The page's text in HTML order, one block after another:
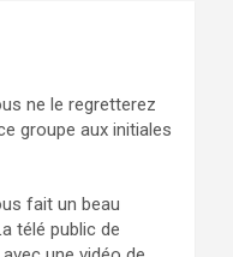
ne le regretterez
groupe aux initiales
fait un beau
télé public de